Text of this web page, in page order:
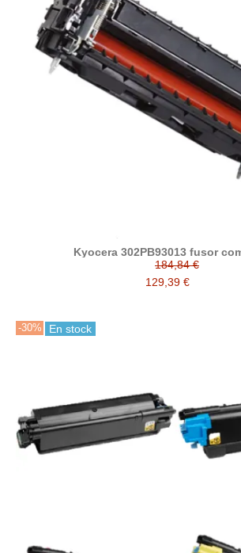
Kyocera 302PB93013 fusor
184,84 €
129,39 €
-30% En stock